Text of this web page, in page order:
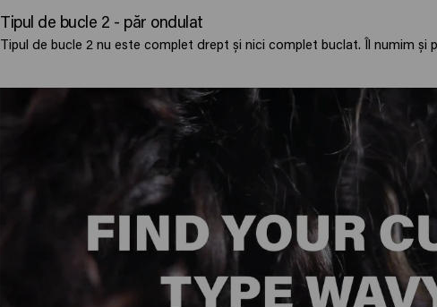
Tipul de bucle 2 - păr ondulat
Tipul de bucle 2 nu este complet drept și nici complet buclat. Îl numim și